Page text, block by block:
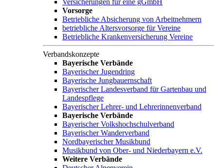
Versicherungen für eine gGmbH
Vorsorge
Betriebliche Absicherung von Arbeitnehmern
betriebliche Altersvorsorge für Vereine
Betriebliche Krankenversicherung Vereine
Verbandskonzepte
Bayerische Verbände
Bayerischer Jugendring
Bayerische Jungbauernschaft
Bayerischer Landesverband für Gartenbau und
Landespflege
Bayerischer Lehrer- und Lehrerinnenverband
Bayerische Verbände
Bayerischer Volkshochschulverband
Bayerischer Wanderverband
Nordbayerischer Musikbund
Musikbund von Ober- und Niederbayern e.V.
Weitere Verbände